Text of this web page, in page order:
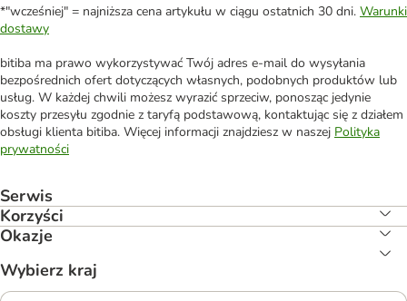
*"wcześniej" = najniższa cena artykułu w ciągu ostatnich 30 dni. Warunki
dostawy
bitiba ma prawo wykorzystywać Twój adres e-mail do wysyłania
bezpośrednich ofert dotyczących własnych, podobnych produktów lub
usług. W każdej chwili możesz wyrazić sprzeciw, ponosząc jedynie
koszty przesyłu zgodnie z taryfą podstawową, kontaktując się z działem
obsługi klienta bitiba. Więcej informacji znajdziesz w naszej Polityka
prywatności
Serwis
Korzyści
Okazje
Wybierz kraj